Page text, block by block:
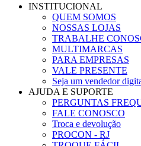
INSTITUCIONAL
QUEM SOMOS
NOSSAS LOJAS
TRABALHE
MULTIMARCAS
PARA EMPRESAS
VALE PRESENTE
Seja um vendedor
AJUDA E SUPORTE
PERGUNTAS
FALE CONOSCO
Troca e devolução
PROCON - RJ